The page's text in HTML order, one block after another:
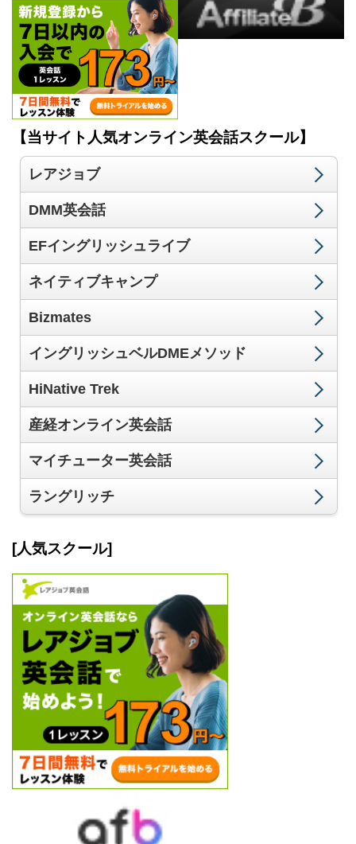
【当サイト人気オンライン英会話スクール】
レアジョブ
DMM英会話
EFイングリッシュライブ
ネイティブキャンプ
Bizmates
イングリッシュベルDMEメソッド
HiNative Trek
産経オンライン英会話
マイチューター英会話
ラングリッチ
[人気スクール]